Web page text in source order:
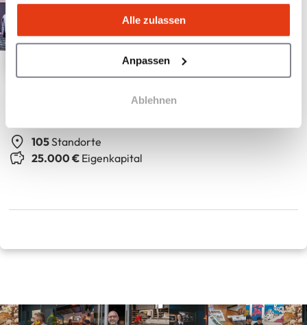
gesammelt haben.
Alle zulassen
Anpassen
Ablehnen
105Standorte
25.000 € Eigenkapital